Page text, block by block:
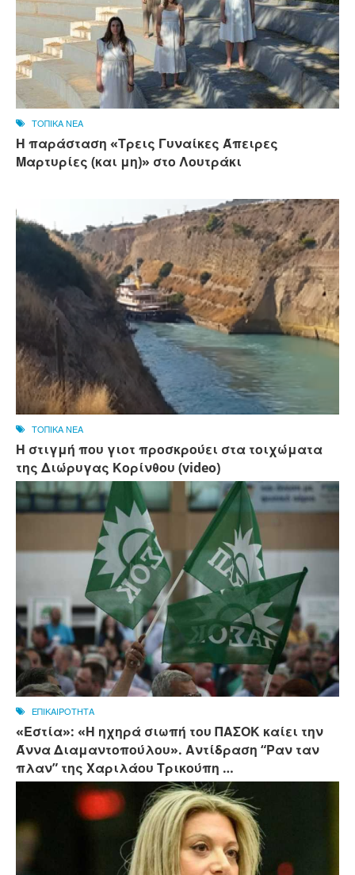
ΤΟΠΙΚΑ ΝΕΑ
Η παράσταση «Τρεις Γυναίκες Άπειρες
Μαρτυρίες (και μη)» στο Λουτράκι
ΤΟΠΙΚΑ ΝΕΑ
Η στιγμή που γιοτ προσκρούει στα τοιχώματα
της Διώρυγας Κορίνθου (video)
ΕΠΙΚΑΙΡΟΤΗΤΑ
«Εστία»: «Η ηχηρά σιωπή του ΠΑΣΟΚ καίει την
Άννα Διαμαντοπούλου». Αντίδραση “Ραν ταν
πλαν” της Χαριλάου Τρικούπη …